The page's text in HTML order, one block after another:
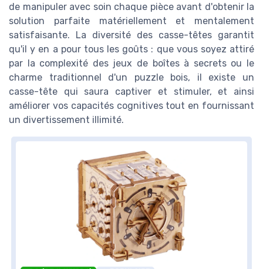
de manipuler avec soin chaque pièce avant d'obtenir la
solution parfaite matériellement et mentalement
satisfaisante. La diversité des casse-têtes garantit
qu'il y en a pour tous les goûts : que vous soyez attiré
par la complexité des jeux de boîtes à secrets ou le
charme traditionnel d'un puzzle bois, il existe un
casse-tête qui saura captiver et stimuler, et ainsi
améliorer vos capacités cognitives tout en fournissant
un divertissement illimité.